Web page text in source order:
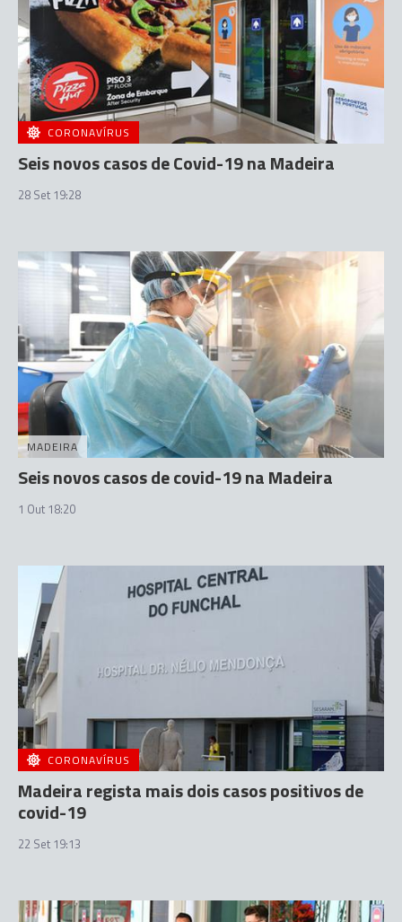
CORONAVÍRUS
Seis novos casos de Covid-19 na Madeira
28 Set 19:28
MADEIRA
Seis novos casos de covid-19 na Madeira
1 Out 18:20
CORONAVÍRUS
Madeira regista mais dois casos positivos de
covid-19
22 Set 19:13